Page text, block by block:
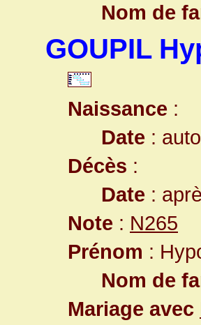
Nom de
GOUPIL
Naissance :
Date :
Décès :
Date :
Note : N265
Prénom :
Nom de
Mariage avec